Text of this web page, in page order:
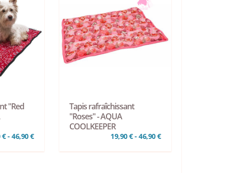
"Red
€ - 46,90 €
Tapis rafraîchissant
"Roses" - AQUA
COOLKEEPER
19,90 € - 46,90 €